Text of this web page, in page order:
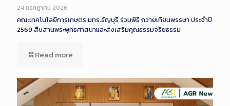
Description
24 กรกฎาคม 2026
คณะเทคโนโลยีการเกษตร มทร.ธัญบุรี ร่วมพิธี ถวายเทียนพรรษา ประจำปี
2569 สืบสานพระพุทธศาสนาและส่งเสริมคุณธรรมจริยธรรม
Read more